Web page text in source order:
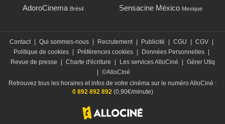
AdoroCinema Brésil Sensacine México Mexique
Contact Qui sommes-nous Recrutement Publicité CGU CGV
Politique de cookies
Préférences cookies Données Personnelles
Revue de presse
Charte d'écriture Les services AlloCiné
Gérer Utiq
©AlloCiné
Retrouvez tous les horaires et infos de votre cinéma sur le numéro AlloCiné :
0 892 892 892(0,90€/minute)